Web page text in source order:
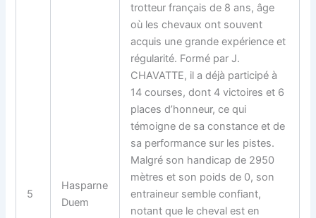
5
Hasparne
Duem
trotteur français de 8 ans, âge
où les chevaux ont souvent
acquis une grande expérience et
régularité. Formé par J.
CHAVATTE, il a déjà participé à
14 courses, dont 4 victoires et 6
places d’honneur, ce qui
témoigne de sa constance et de
sa performance sur les pistes.
Malgré son handicap de 2950
mètres et son poids de 0, son
entraineur semble confiant,
notant que le cheval est en